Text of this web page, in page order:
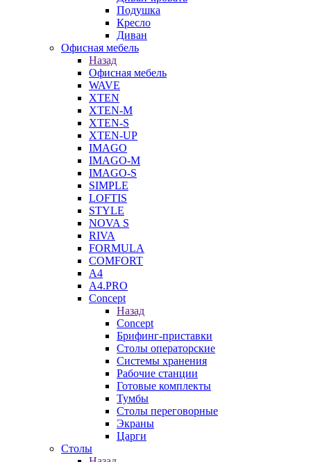
Подушка
Кресло
Диван
Офисная мебель
Назад
Офисная мебель
WAVE
XTEN
XTEN-M
XTEN-S
XTEN-UP
IMAGO
IMAGO-M
IMAGO-S
SIMPLE
LOFTIS
STYLE
NOVA S
RIVA
FORMULA
COMFORT
A4
A4.PRO
Concept
Назад
Concept
Брифинг-приставки
Столы операторские
Системы хранения
Рабочие станции
Готовые комплекты
Тумбы
Столы переговорные
Экраны
Царги
Столы